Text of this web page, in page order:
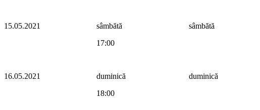
15.05.2021
sâmbătă
17:00
sâmbătă
16.05.2021
duminică
18:00
duminică